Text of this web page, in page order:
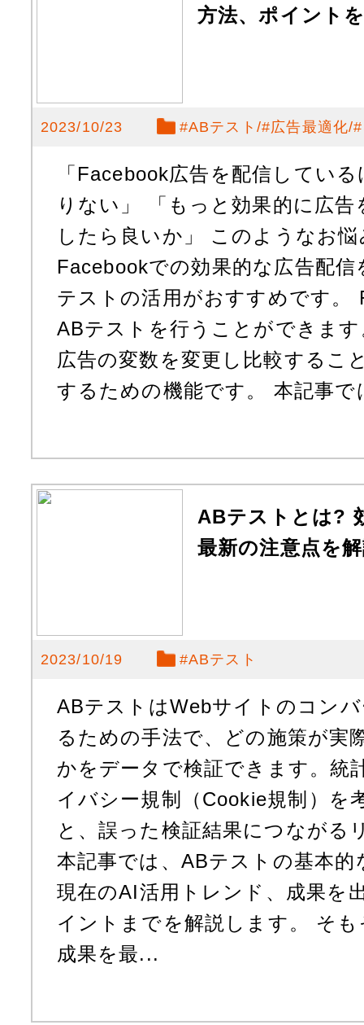
方法、ポイント
2023/10/23 #ABテスト #広告最適化 #
「Facebook広告を配信してい
りない」 「もっと効果的に広
したら良いか」 このようなお
Facebookでの効果的な広告配
テストの活用がおすすめです。
ABテストを行うことができま
広告の変数を変更し比較するこ
するための機能です。 本記事
ABテストとは?
最新の注意点を
2023/10/19 #ABテスト
ABテストはWebサイトのコン
るための手法で、どの施策が実
かをデータで検証できます。統
イバシー規制（Cookie規制）を
と、誤った検証結果につながる
本記事では、ABテストの基本的
現在のAI活用トレンド、成果を
イントまでを解説します。 そ
成果を最...